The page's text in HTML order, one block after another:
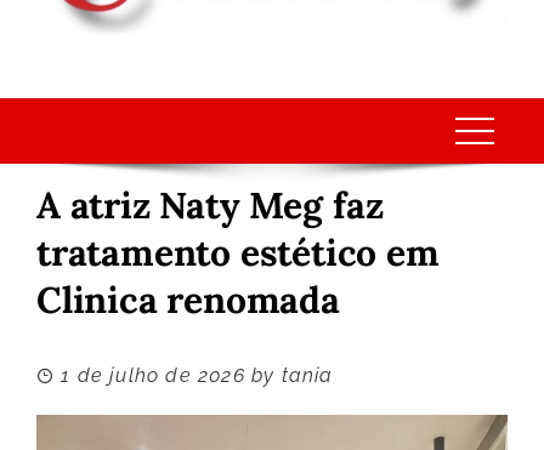
A atriz Naty Meg faz
tratamento estético em
Clinica renomada
1 de julho de 2026 by tania